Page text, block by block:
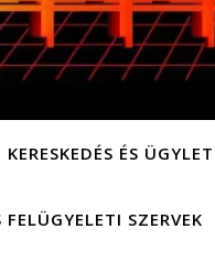
KERESKEDÉS ÉS
SZERVEK